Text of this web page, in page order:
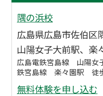
隅の浜校
広島県広島市佐伯区
山陽女子大前駅、楽
広島電鉄宮島線 山陽
鉄宮島線 楽々園駅 徒
無料体験を申し込む